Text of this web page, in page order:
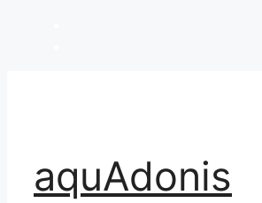
aquAdonis